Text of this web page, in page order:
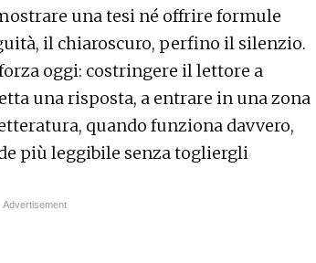
una tesi né offrire formule
il chiaroscuro, perfino il silenzio.
oggi: costringere il lettore a
una risposta, a entrare in una zona
quando funziona davvero,
più leggibile senza togliergli